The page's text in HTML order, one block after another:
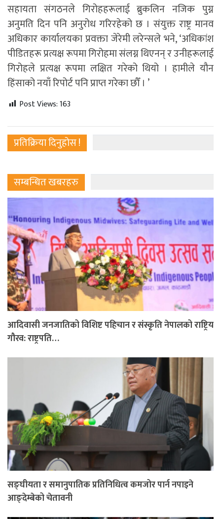
सहायता संगठनले गिरोहहरूलाई ब्रुकलिन नजिक पुग्न
अनुमति दिन पनि अनुरोध गरिरहेको छ । संयुक्त राष्ट्र मानव
अधिकार कार्यालयका प्रवक्ता जेरेमी लरेन्सले भने, ‘अधिकांश
पीडितहरू प्रत्यक्ष रूपमा गिरोहमा संलग्न थिएनन् र उनीहरूलाई
गिरोहले प्रत्यक्ष रूपमा लक्षित गरेको थियो । हामीले यौन
हिंसाको नयाँ रिपोर्ट पनि प्राप्त गरेका छौँ । ’
Post Views:163
प्रतिक्रिया दिनुहोस !
सम्बन्धित खबरहरु
आदिवासी जनजातिको विशिष्ट पहिचान र संस्कृति नेपालको राष्ट्रिय
गौरव: राष्ट्रपति…
सङ्घीयता र समानुपातिक प्रतिनिधित्व कमजोर पार्न नपाइने
आङ्देम्बेको चेतावनी